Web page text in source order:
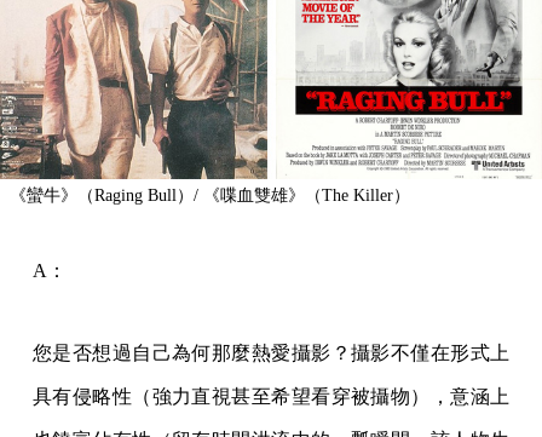
《蠻牛》（Raging Bull）/ 《喋血雙雄》（The Killer）
A：
您是否想過自己為何那麼熱愛攝影？攝影不僅在形式上
具有侵略性（強力直視甚至希望看穿被攝物），意涵上